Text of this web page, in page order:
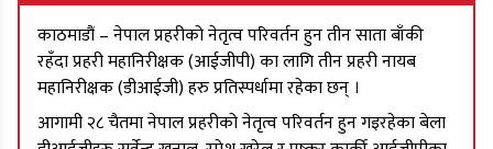
काठमाडौं – नेपाल प्रहरीको नेतृत्व परिवर्तन हुन तीन साता बाँकी
रहँदा प्रहरी महानिरीक्षक (आईजीपी) का लागि तीन प्रहरी नायब
महानिरीक्षक (डीआईजी) हरु प्रतिस्पर्धामा रहेका छन् ।
आगामी २८ चैतमा नेपाल प्रहरीको नेतृत्व परिवर्तन हुन गइरहेका बेला